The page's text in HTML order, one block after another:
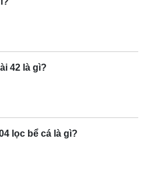
42 là gì?
lọc bể cá là gì?